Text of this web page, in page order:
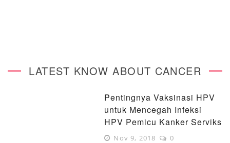
LATEST KNOW ABOUT CANCER
Pentingnya Vaksinasi HPV
untuk Mencegah Infeksi
HPV Pemicu Kanker Serviks
Nov 9, 2018 0